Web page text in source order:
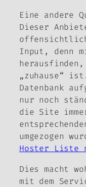
Eine andere
Dieser
Input, denn
„zuhause“
Datenbank
nur noch
die Site
umgezogen
Hoster Liste
Dies macht
mit dem